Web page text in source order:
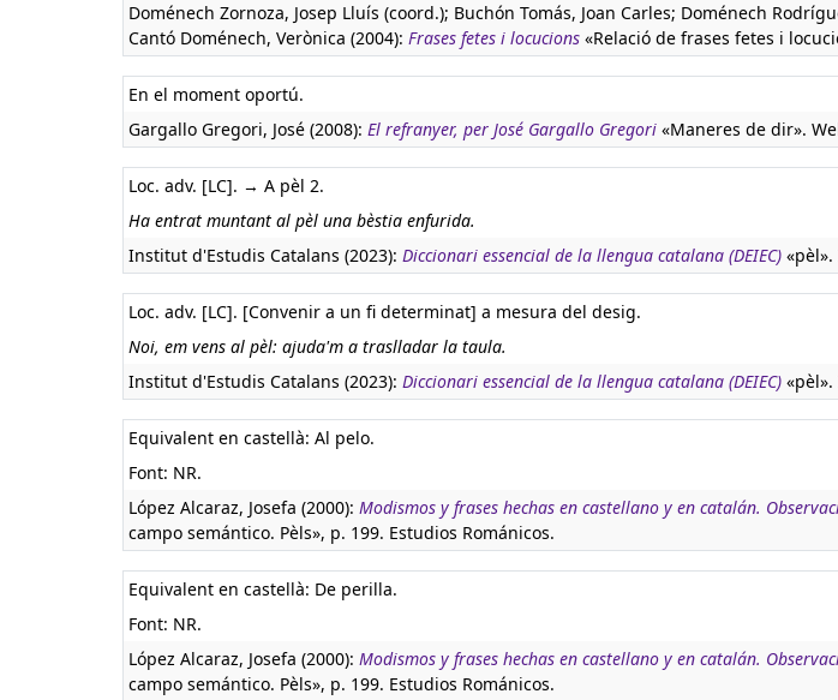
Doménech Zornoza, Josep Lluís (coord.); Buchón Tomás, Joan Carles; Doménech
Cantó Doménech, Verònica (2004): Frases fetes i locucions «Relació de frases fetes i
En el moment oportú.
Gargallo Gregori, José (2008): El refranyer, per José Gargallo Gregori «Maneres de dir».
Loc. adv. [LC]. → A pèl 2.
Ha entrat muntant al pèl una bèstia enfurida.
Institut d'Estudis Catalans (2023): Diccionari essencial de la llengua catalana (DEIEC)
Loc. adv. [LC]. [Convenir a un fi determinat] a mesura del desig.
Noi, em vens al pèl: ajuda'm a traslladar la taula.
Institut d'Estudis Catalans (2023): Diccionari essencial de la llengua catalana (DEIEC)
Equivalent en castellà: Al pelo.
Font: NR.
López Alcaraz, Josefa (2000): Modismos y frases hechas en castellano y en catalán.
campo semántico. Pèls», p. 199. Estudios Románicos.
Equivalent en castellà: De perilla.
Font: NR.
López Alcaraz, Josefa (2000): Modismos y frases hechas en castellano y en catalán.
campo semántico. Pèls», p. 199. Estudios Románicos.